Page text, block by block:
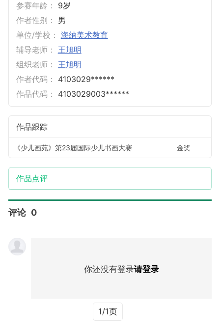
参赛年龄：
9岁
作者性别：
男
单位/学校： 海纳美术教育
辅导老师： 王旭明
组织老师： 王旭明
作者代码：
4103029******
作品代码：
4103029003******
作品跟踪
《少儿画苑》第23届国际少儿书画大赛 金奖
作品点评
评论 0
你还没有登录请登录
1/1页